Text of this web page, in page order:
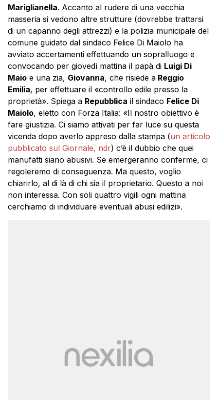
Mariglianella. Accanto al rudere di una vecchia
masseria si vedono altre strutture (dovrebbe trattarsi
di un capanno degli attrezzi) e la polizia municipale del
comune guidato dal sindaco Felice Di Maiolo ha
avviato accertamenti effettuando un sopralluogo e
convocando per giovedì mattina il papà di Luigi Di
Maio e una zia, Giovanna, che risiede a Reggio
Emilia, per effettuare il «controllo edile presso la
proprietà». Spiega a Repubblica il sindaco Felice Di
Maiolo, eletto con Forza Italia: «Il nostro obiettivo è
fare giustizia. Ci siamo attivati per far luce su questa
vicenda dopo averlo appreso dalla stampa (un articolo
pubblicato sul Giornale, ndr) c’è il dubbio che quei
manufatti siano abusivi. Se emergeranno conferme, ci
regoleremo di conseguenza. Ma questo, voglio
chiarirlo, al di là di chi sia il proprietario. Questo a noi
non interessa. Con soli quattro vigili ogni mattina
cerchiamo di individuare eventuali abusi edilizi».